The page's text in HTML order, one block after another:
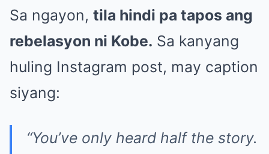
Sa ngayon, tila hindi pa tapos ang
rebelasyon ni Kobe. Sa kanyang
huling Instagram post, may caption
siyang:
“You’ve only heard half the story.